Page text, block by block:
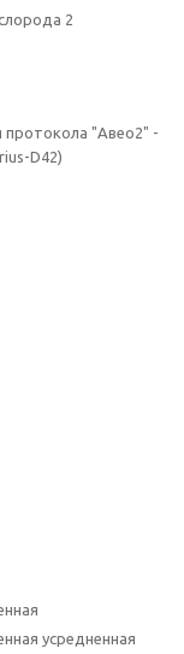
2
"Авео2" -
D42)
усредненная